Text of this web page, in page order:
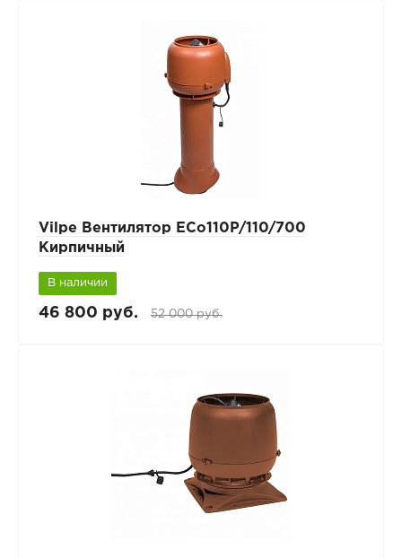
Vilpe Вентилятор ECo110P/110/700
Кирпичный
В наличии
46 800 руб. 52 000 руб.